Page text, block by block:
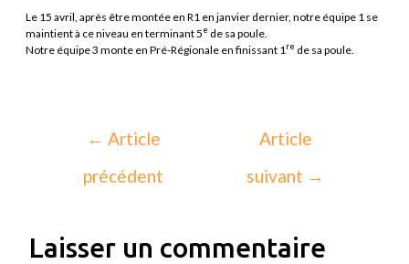
Le 15 avril, après être montée en R1 en janvier dernier, notre équipe 1 se
maintient à ce niveau en terminant 5e de sa poule.
Notre équipe 3 monte en Pré-Régionale en finissant 1 re de sa poule.
← Article
précédent
Article
suivant →
Laisser un commentaire